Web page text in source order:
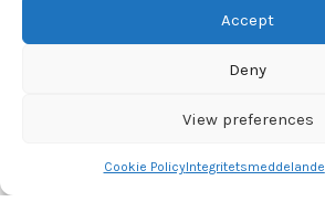
Accept
Deny
View preferences
Cookie PolicyIntegritetsmeddelande
KUNDESERVICE
My account